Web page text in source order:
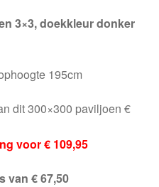
3×3, doekkleur donker
195cm
dit 300×300 paviljoen €
voor € 109,95
van € 67,50